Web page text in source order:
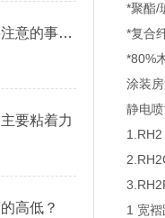
除尘滤芯在进行清灰时要注意的事项有哪些
要粘着力
高低？
*聚酯/
*复合
*80%
涂装
静电
1 宽